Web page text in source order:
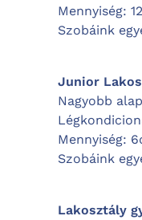
Szobáink
Junior
Nagyobb
Szobáink
Lakosztály